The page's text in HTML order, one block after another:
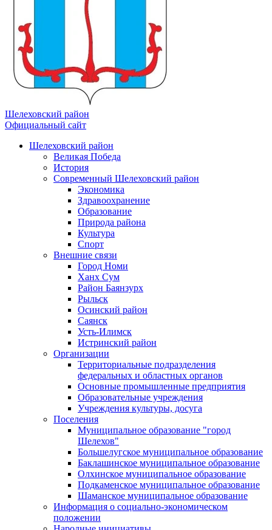
Шелеховский район
Официальный сайт
Шелеховский район
Великая Победа
История
Современный Шелеховский район
Экономика
Здравоохранение
Образование
Природа района
Культура
Спорт
Внешние связи
Город Номи
Ханх Сум
Район Баянзурх
Рыльск
Осинский район
Саянск
Усть-Илимск
Истринский район
Организации
Территориальные подразделения
федеральных и областных органов
Основные промышленные предприятия
Образовательные учреждения
Учреждения культуры, досуга
Поселения
Муниципальное образование "город
Шелехов"
Большелугское муниципальное образование
Баклашинское муниципальное образование
Олхинское муниципальное образование
Подкаменское муниципальное образование
Шаманское муниципальное образование
Информация о социально-экономическом
положении